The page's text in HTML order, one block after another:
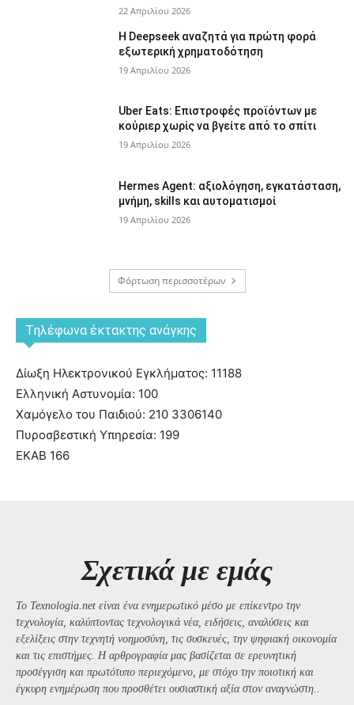
22 Απριλίου 2026
Η Deepseek αναζητά για πρώτη φορά
εξωτερική χρηματοδότηση
19 Απριλίου 2026
Uber Eats: Επιστροφές προϊόντων με
κούριερ χωρίς να βγείτε από το σπίτι
19 Απριλίου 2026
Hermes Agent: αξιολόγηση, εγκατάσταση,
μνήμη, skills και αυτοματισμοί
19 Απριλίου 2026
Φόρτωση περισσοτέρων
Tηλέφωνα έκτακτης ανάγκης
Δίωξη Ηλεκτρονικού Εγκλήματος: 11188
Ελληνική Αστυνομία: 100
Χαμόγελο του Παιδιού: 210 3306140
Πυροσβεστική Υπηρεσία: 199
ΕΚΑΒ 166
Σχετικά με εμάς
Το Texnologia.net είναι ένα ενημερωτικό μέσο με επίκεντρο την
τεχνολογία, καλύπτοντας τεχνολογικά νέα, ειδήσεις, αναλύσεις και
εξελίξεις στην τεχνητή νοημοσύνη, τις συσκευές, την ψηφιακή οικονομία
και τις επιστήμες. Η αρθρογραφία μας βασίζεται σε ερευνητική
προσέγγιση και πρωτότυπο περιεχόμενο, με στόχο την ποιοτική και
έγκυρη ενημέρωση που προσθέτει ουσιαστική αξία στον αναγνώστη..